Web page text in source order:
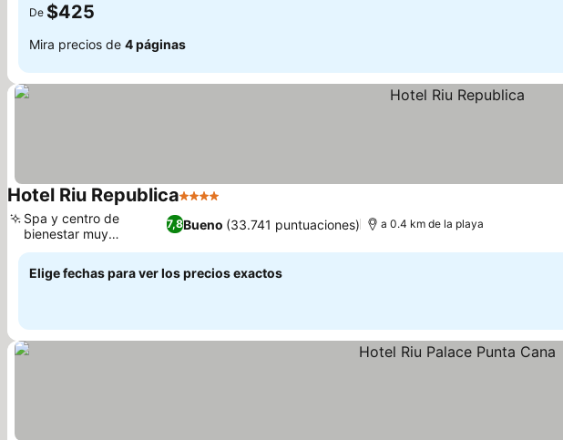
De $425
Mira precios de 4 páginas
Hotel Riu Republica4 Estrellas
7,8Bueno (33.741 puntuaciones)
Spa y centro de
bienestar muy
completos
a 0.4 km de la playa
Elige fechas para ver los precios exactos